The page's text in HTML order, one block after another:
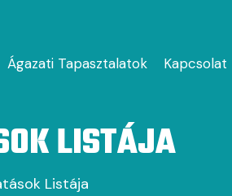
Ágazati Tapasztalatok Kapcsolat
LISTÁJA
Listája